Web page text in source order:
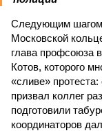
Следующим шагом
Московской
глава профсоюза
Котов, которого
«сливе»
призвал коллег
подготовили
координаторов